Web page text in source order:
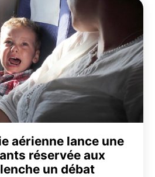
aérienne lance une
réservée aux
un débat